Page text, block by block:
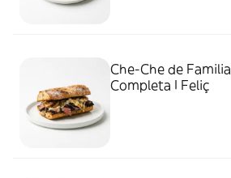
Che-Che de Familia
Completa I Feliç